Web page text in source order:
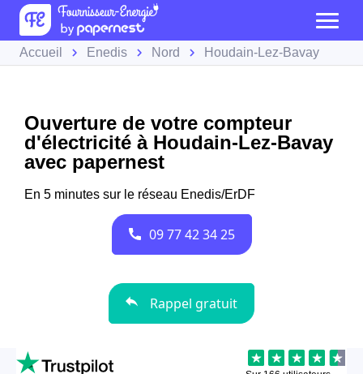
Accueil Enedis Nord Houdain-Lez-Bavay